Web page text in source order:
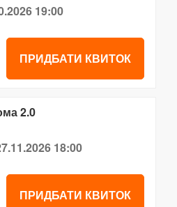
19:00
ПРИДБАТИ КВИТОК
2.0
18:00
ПРИДБАТИ КВИТОК